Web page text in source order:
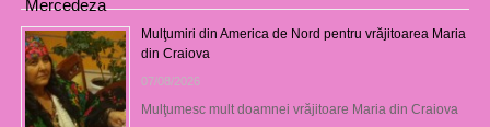
Mulţumiri din America de Nord pentru vrăjitoarea Maria
din Craiova
07/08/2026
Mulţumesc mult doamnei vrăjitoare Maria din Craiova